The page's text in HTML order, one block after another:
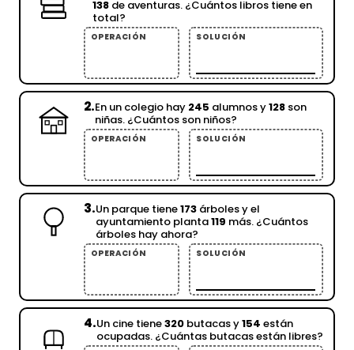
138de aventuras. ¿Cuántos libros tiene en
total?
OPERACIÓN SOLUCIÓN
2.En un colegio hay 245 alumnos y128son
niñas. ¿Cuántos son niños?
OPERACIÓN SOLUCIÓN
3.Un parque tiene173árboles y el
ayuntamiento planta119 más. ¿Cuántos
árboles hay ahora?
OPERACIÓN SOLUCIÓN
4.Un cine tiene320butacas y154 están
ocupadas. ¿Cuántas butacas están libres?